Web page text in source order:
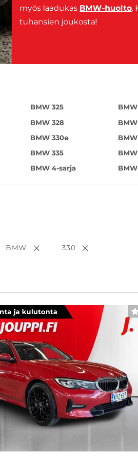
myös laadukas BMW-huolto.
tuhansien joukosta!
BMW 325
BMW 328
BMW 330e
BMW 335
BMW 4-sarja
valinta
BMW Poista valinta
330 Poista valinta
ja kulutonta